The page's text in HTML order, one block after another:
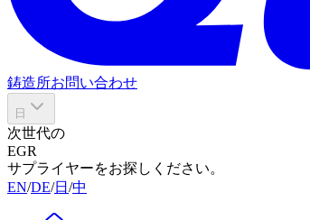
鋳造所お問い合わせ
日
次世代の
EGR
サプライヤーをお探しください。
EN/DE/日 /中